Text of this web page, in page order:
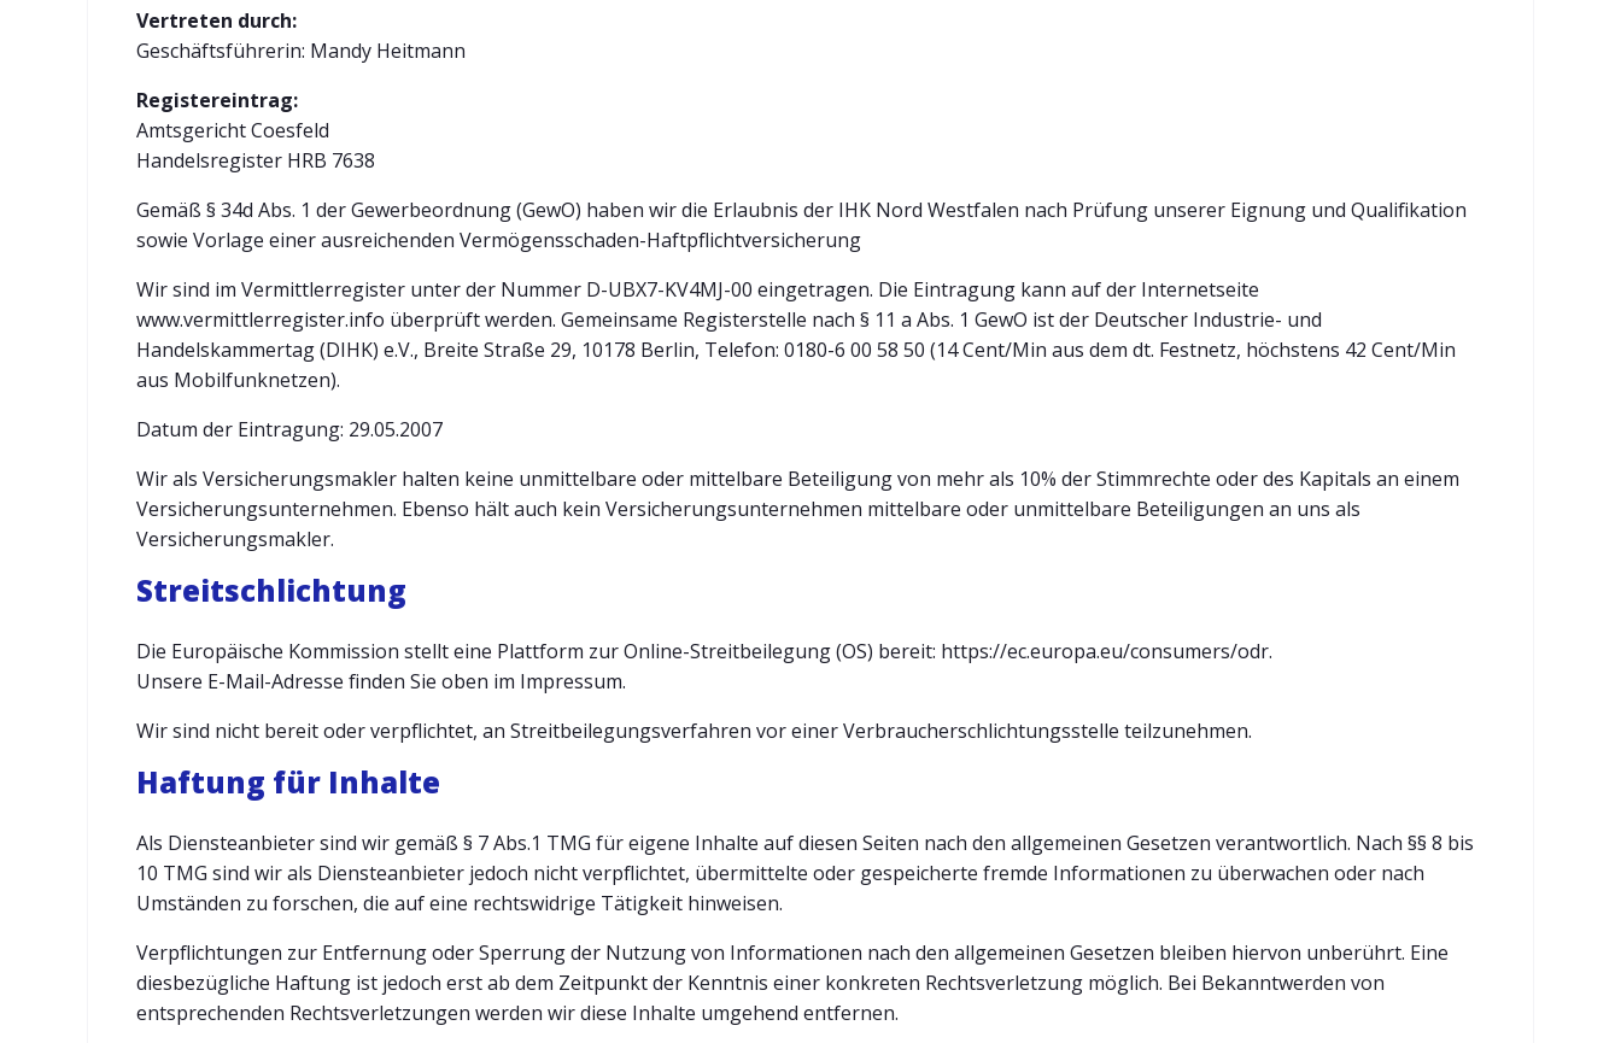
Vertreten durch:
Geschäftsführerin: Mandy Heitmann
Registereintrag:
Amtsgericht Coesfeld
Handelsregister HRB 7638
Gemäß § 34d Abs. 1 der Gewerbeordnung (GewO) haben wir die Erlaubnis der IHK Nord Westfalen nach Prüfung unserer Eignung und Qualifikation
sowie Vorlage einer ausreichenden Vermögensschaden-Haftpflichtversicherung
Wir sind im Vermittlerregister unter der Nummer D-UBX7-KV4MJ-00 eingetragen. Die Eintragung kann auf der Internetseite
www.vermittlerregister.info überprüft werden. Gemeinsame Registerstelle nach § 11 a Abs. 1 GewO ist der Deutscher Industrie- und
Handelskammertag (DIHK) e.V., Breite Straße 29, 10178 Berlin, Telefon: 0180-6 00 58 50 (14 Cent/Min aus dem dt. Festnetz, höchstens 42 Cent/Min
aus Mobilfunknetzen).
Datum der Eintragung: 29.05.2007
Wir als Versicherungsmakler halten keine unmittelbare oder mittelbare Beteiligung von mehr als 10% der Stimmrechte oder des Kapitals an einem
Versicherungsunternehmen. Ebenso hält auch kein Versicherungsunternehmen mittelbare oder unmittelbare Beteiligungen an uns als
Versicherungsmakler.
Streitschlichtung
Die Europäische Kommission stellt eine Plattform zur Online-Streitbeilegung (OS) bereit: https://ec.europa.eu/consumers/odr.
Unsere E-Mail-Adresse finden Sie oben im Impressum.
Wir sind nicht bereit oder verpflichtet, an Streitbeilegungsverfahren vor einer Verbraucherschlichtungsstelle teilzunehmen.
Haftung für Inhalte
Als Diensteanbieter sind wir gemäß § 7 Abs.1 TMG für eigene Inhalte auf diesen Seiten nach den allgemeinen Gesetzen verantwortlich. Nach §§ 8 bis
10 TMG sind wir als Diensteanbieter jedoch nicht verpflichtet, übermittelte oder gespeicherte fremde Informationen zu überwachen oder nach
Umständen zu forschen, die auf eine rechtswidrige Tätigkeit hinweisen.
Verpflichtungen zur Entfernung oder Sperrung der Nutzung von Informationen nach den allgemeinen Gesetzen bleiben hiervon unberührt. Eine
diesbezügliche Haftung ist jedoch erst ab dem Zeitpunkt der Kenntnis einer konkreten Rechtsverletzung möglich. Bei Bekanntwerden von
entsprechenden Rechtsverletzungen werden wir diese Inhalte umgehend entfernen.